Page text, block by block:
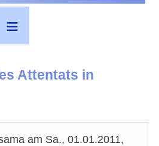
Attentats in
am Sa., 01.01.2011,